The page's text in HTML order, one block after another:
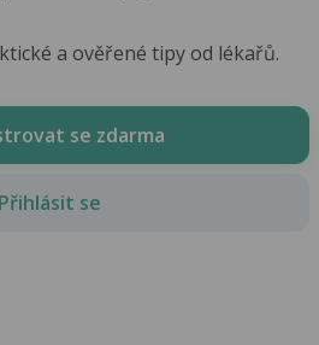
a ověřené tipy od lékařů.
se zdarma
Přihlásit se